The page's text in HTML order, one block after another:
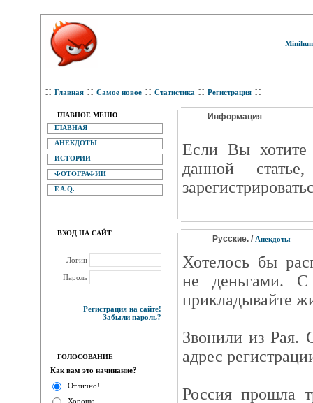
:: Главная :: Самое новое :: Статистика :: Регистрация ::
ГЛАВНОЕ МЕНЮ
ГЛАВНАЯ
АНЕКДОТЫ
ИСТОРИИ
ФОТОГРАФИИ
F.A.Q.
ВХОД НА САЙТ
Логин
Пароль
Регистрация на сайте!
Забыли пароль?
ГОЛОСОВАНИЕ
Как вам это начинание?
Отлично!
Хорошо.
Информация
Eсли Вы хотите
данной
Русские. / Анекдоты
Хотелось бы
не деньгами.
прикладывайте
Звонили из Рая.
адрес
Россия прошла